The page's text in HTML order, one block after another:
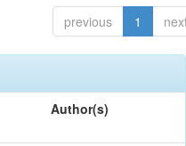
previous 1
Author(s)